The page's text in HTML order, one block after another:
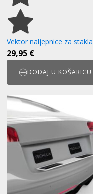
Vektor naljepnice za stakla
29,95 €
DODAJ U KOŠARICU